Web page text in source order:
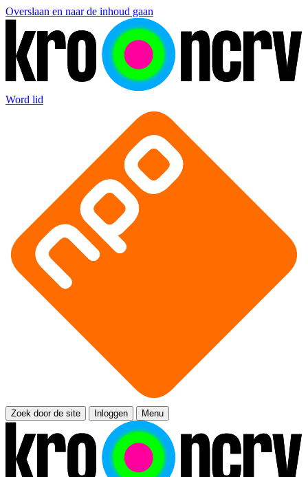
Overslaan en naar de inhoud gaan
Word lid
Zoek door de site Inloggen Menu